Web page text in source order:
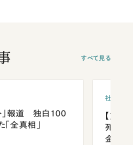
すべて見る
」報道 独白100
全真相」
社会
【熊本
死を分
金」